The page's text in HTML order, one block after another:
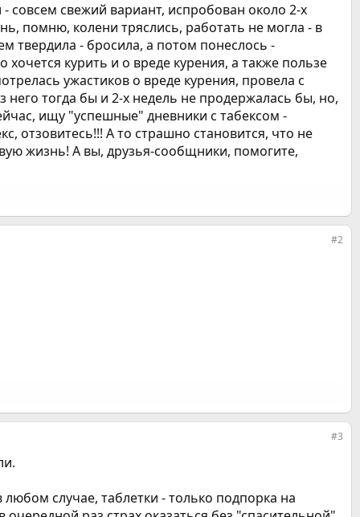
совсем свежий вариант, испробован около 2-х
помню, колени тряслись, работать не могла - в
твердила - бросила, а потом понеслось -
курить и о вреде курения, а также пользе
ужастиков о вреде курения, провела с
тогда бы и 2-х недель не продержалась бы, но,
ищу "успешные" дневники с табексом -
отзовитесь!!! А то страшно становится, что не
жизнь! А вы, друзья-сообщники, помогите,
#2
#3
случае, таблетки - только подпорка на